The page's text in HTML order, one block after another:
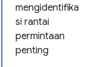
mengidentifika
si rantai
permintaan
penting